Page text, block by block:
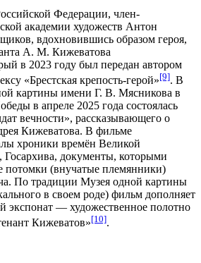
Федерации, член-
академии художеств Антон
, вдохновившись образом героя,
А. М. Кижеватова
в 2023 году был передан автором
«Брестская крепость-герой»[9]. В
картины имени Г. В. Мясникова в
в апреле 2025 года состоялась
вечности», рассказывающего о
Кижеватова. В фильме
хроники времён Великой
Госархива, документы, которыми
(внучатые племянники)
По традиции Музея одной картины
в своем роде) фильм дополняет
экспонат — художественное полотно
Кижеватов»[10].